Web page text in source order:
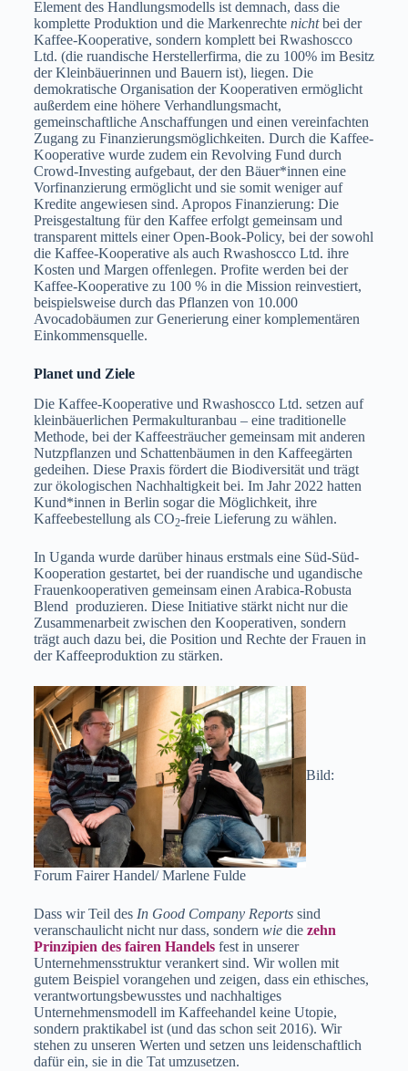
Element des Handlungsmodells ist demnach, dass die
komplette Produktion und die Markenrechte nichtbei der
Kaffee-Kooperative, sondern komplett bei Rwashoscco
Ltd. (die ruandische Herstellerfirma, die zu 100% im Besitz
der Kleinbäuerinnen und Bauern ist), liegen. Die
demokratische Organisation der Kooperativen ermöglicht
außerdem eine höhere Verhandlungsmacht,
gemeinschaftliche Anschaffungen und einen vereinfachten
Zugang zu Finanzierungsmöglichkeiten. Durch die Kaffee-
Kooperative wurde zudem ein Revolving Fund durch
Crowd-Investing aufgebaut, der den Bäuer*innen eine
Vorfinanzierung ermöglicht und sie somit weniger auf
Kredite angewiesen sind. Apropos Finanzierung: Die
Preisgestaltung für den Kaffee erfolgt gemeinsam und
transparent mittels einer Open-Book-Policy, bei der sowohl
die Kaffee-Kooperative als auch Rwashoscco Ltd. ihre
Kosten und Margen offenlegen. Profite werden bei der
Kaffee-Kooperative zu 100 % in die Mission reinvestiert,
beispielsweise durch das Pflanzen von 10.000
Avocadobäumen zur Generierung einer komplementären
Einkommensquelle.
Planet und Ziele
Die Kaffee-Kooperative und Rwashoscco Ltd. setzen auf
kleinbäuerlichen Permakulturanbau – eine traditionelle
Methode, bei der Kaffeesträucher gemeinsam mit anderen
Nutzpflanzen und Schattenbäumen in den Kaffeegärten
gedeihen. Diese Praxis fördert die Biodiversität und trägt
zur ökologischen Nachhaltigkeit bei. Im Jahr 2022 hatten
Kund*innen in Berlin sogar die Möglichkeit, ihre
Kaffeebestellung als CO2-freie Lieferung zu wählen.
In Uganda wurde darüber hinaus erstmals eine Süd-Süd-
Kooperation gestartet, bei der ruandische und ugandische
Frauenkooperativen gemeinsam einen Arabica-Robusta
Blend produzieren. Diese Initiative stärkt nicht nur die
Zusammenarbeit zwischen den Kooperativen, sondern
trägt auch dazu bei, die Position und Rechte der Frauen in
der Kaffeeproduktion zu stärken.
Bild:
Forum Fairer Handel/ Marlene Fulde
Dass wir Teil desIn Good Company Reports sind
veranschaulicht nicht nur dass, sondern wie die zehn
Prinzipien des fairen Handelsfest in unserer
Unternehmensstruktur verankert sind. Wir wollen mit
gutem Beispiel vorangehen und zeigen, dass ein ethisches,
verantwortungsbewusstes und nachhaltiges
Unternehmensmodell im Kaffeehandel keine Utopie,
sondern praktikabel ist (und das schon seit 2016). Wir
stehen zu unseren Werten und setzen uns leidenschaftlich
dafür ein, sie in die Tat umzusetzen.